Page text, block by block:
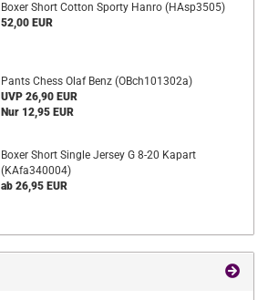
Boxer Short Cotton Sporty Hanro (HAsp3505)
52,00 EUR
Pants Chess Olaf Benz (OBch101302a)
UVP 26,90 EUR
Nur 12,95 EUR
Boxer Short Single Jersey G 8-20 Kapart
(KAfa340004)
ab 26,95 EUR